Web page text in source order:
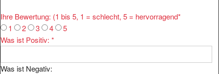
Ihre Bewertung: (1 bis 5, 1 = schlecht, 5 = hervorragend*
1
2 3 4
5
Was ist Positiv: *
Was ist Negativ: